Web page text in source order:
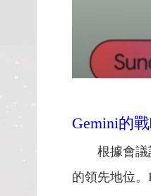
Gemini的
根據會議
的領先地位